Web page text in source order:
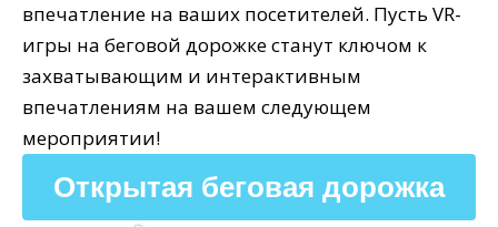
впечатление на ваших посетителей. Пусть VR-
игры на беговой дорожке станут ключом к
захватывающим и интерактивным
впечатлениям на вашем следующем
мероприятии!
Открытая беговая дорожка